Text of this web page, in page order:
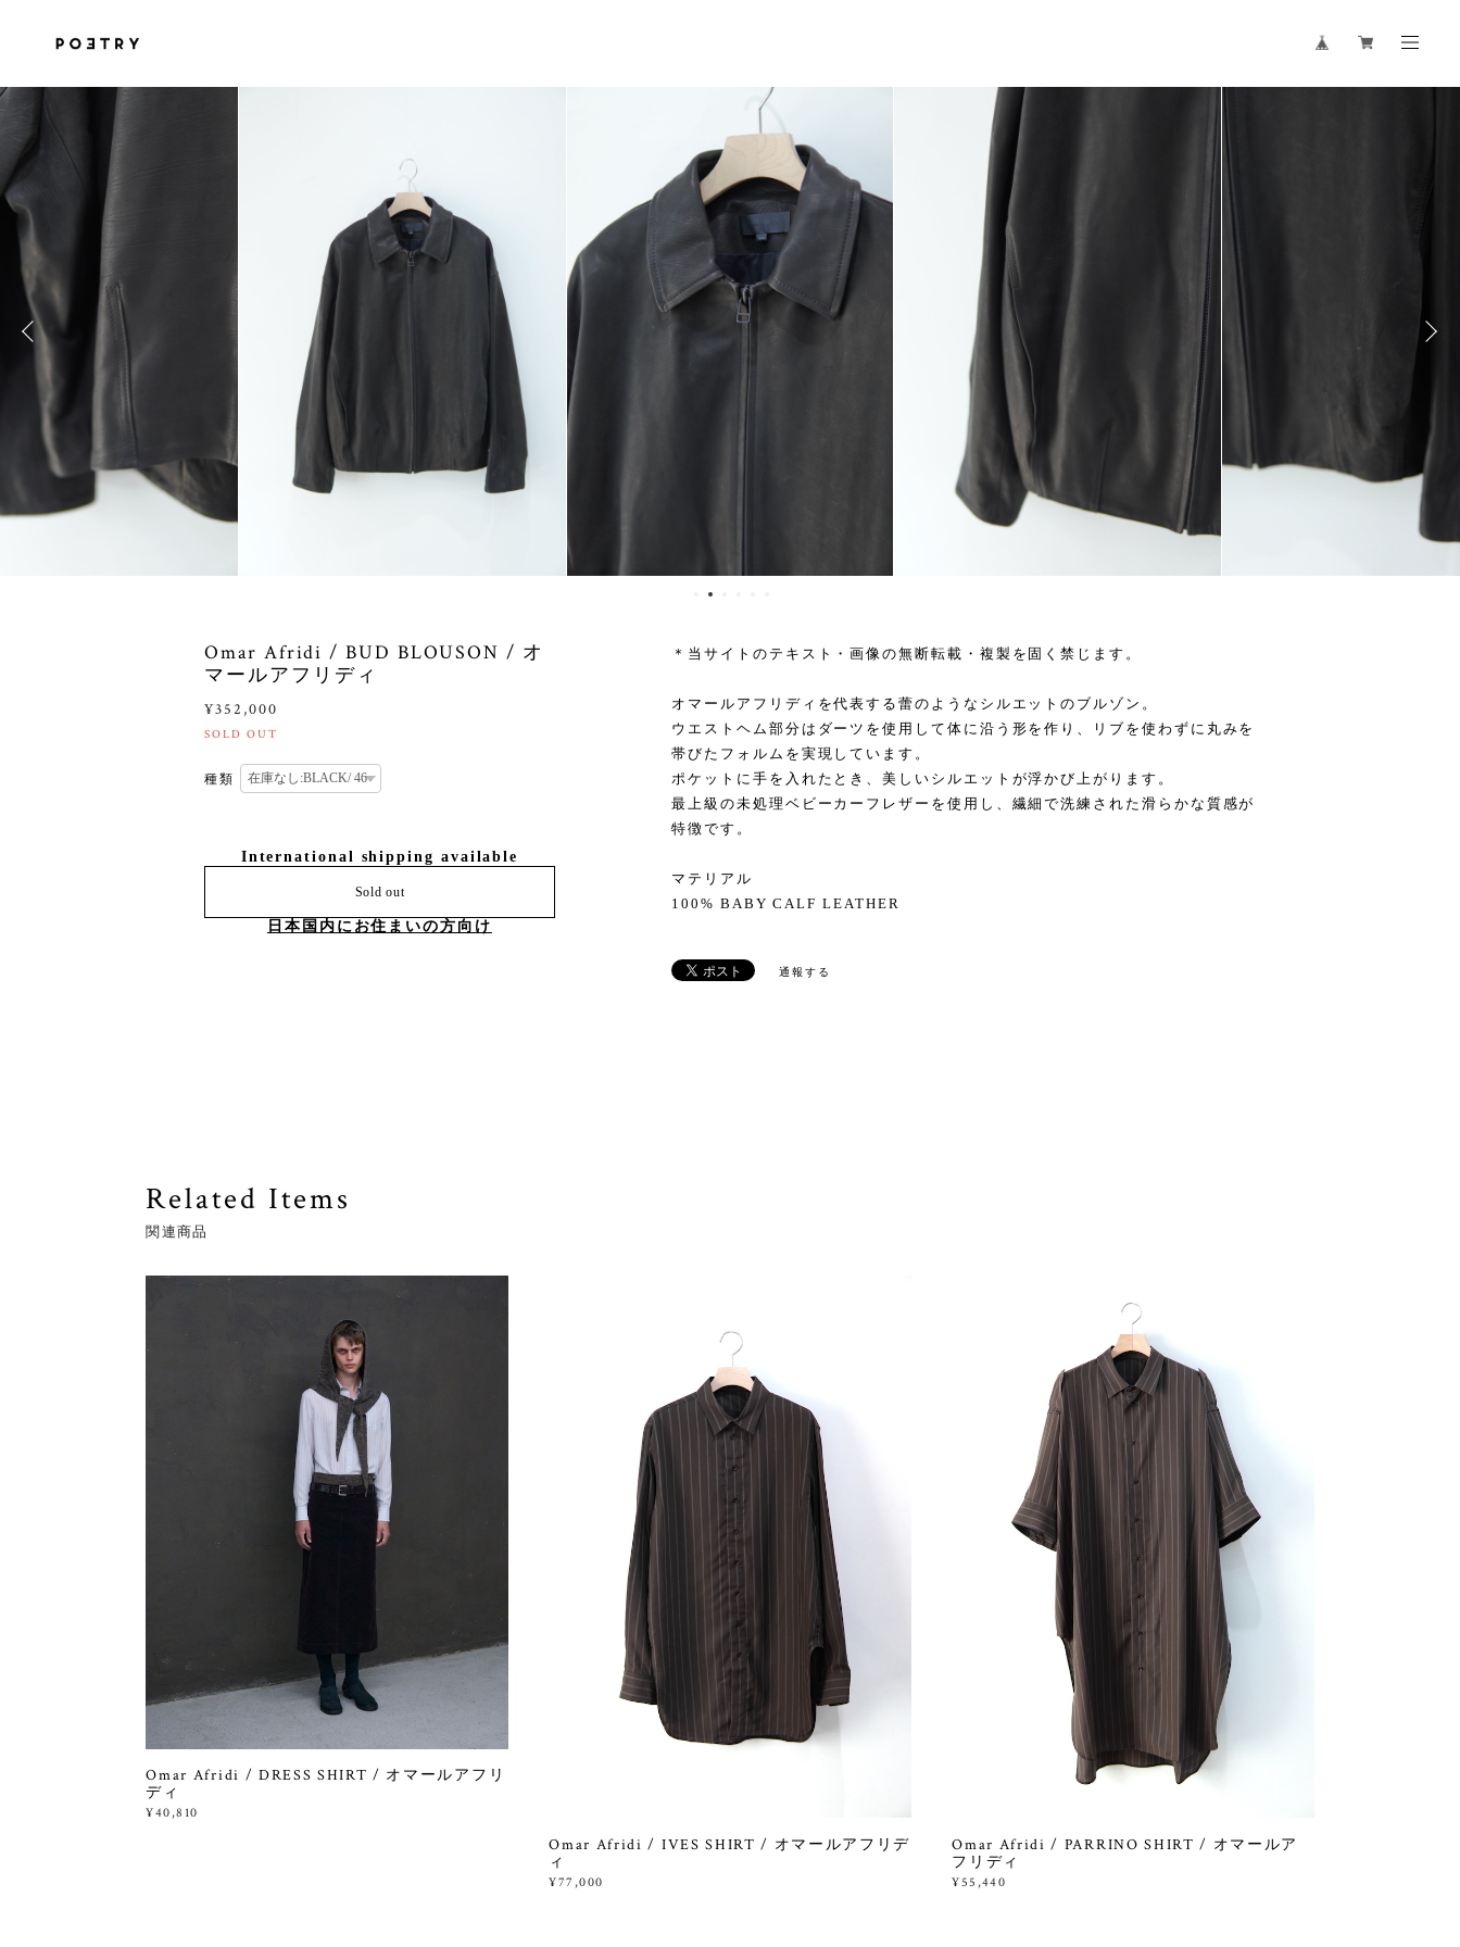
Omar Afridi / BUD BLOUSON / オ
マールアフリディ
¥352,000
SOLD OUT
種類
International shipping available
Sold out
日本国内にお住まいの方向け
＊当サイトのテキスト・画像の無断転載・複製を固く禁じます。
オマールアフリディを代表する蕾のようなシルエットのブルゾン。
ウエストヘム部分はダーツを使用して体に沿う形を作り、リブを使わずに丸みを
帯びたフォルムを実現しています。
ポケットに手を入れたとき、美しいシルエットが浮かび上がります。
最上級の未処理ベビーカーフレザーを使用し、繊細で洗練された滑らかな質感が
特徴です。
マテリアル
100% BABY CALF LEATHER
通報する
Related Items
関連商品
Omar Afridi / DRESS SHIRT / オマールアフリ
ディ
¥40,810
Omar Afridi / IVES SHIRT / オマールアフリデ
ィ
¥77,000
Omar Afridi / PARRINO SHIRT / オマールア
フリディ
¥55,440